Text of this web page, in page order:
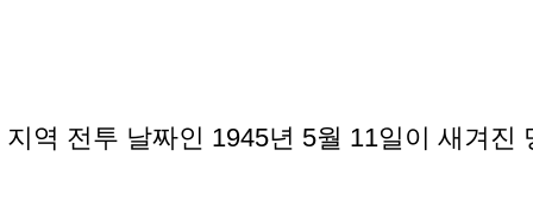
역 전투 날짜인 1945년 5월 11일이 새겨진